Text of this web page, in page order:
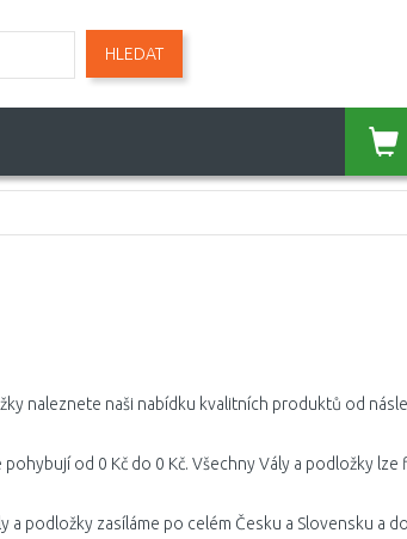
HLEDAT
naleznete naši nabídku kvalitních produktů od
od 0 Kč do 0 Kč. Všechny Vály a podložky
a podložky zasíláme po celém Česku a Slovensku a